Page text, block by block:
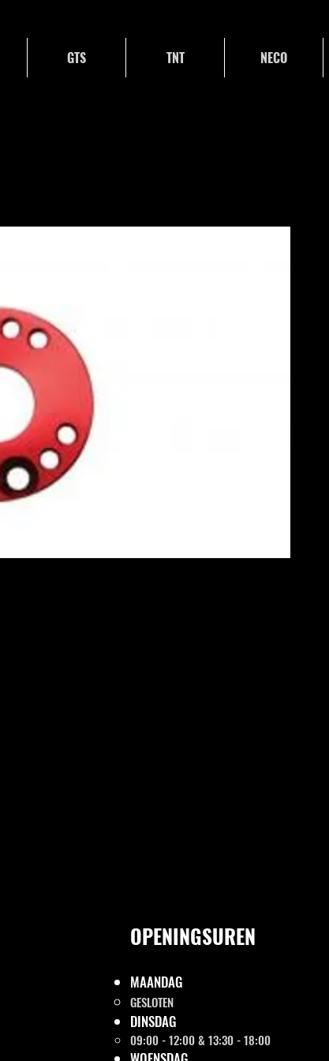
GTS TNT NECO
OPENINGSUREN
MAANDAG
GESLOTEN
DINSDAG
09:00 - 12:00 & 13:30 - 18:00